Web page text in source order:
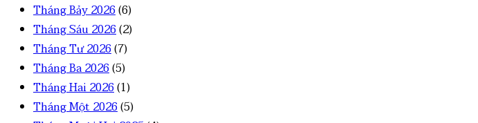
Tháng Bảy 2026(6)
Tháng Sáu 2026(2)
Tháng Tư 2026(7)
Tháng Ba 2026(5)
Tháng Hai 2026(1)
Tháng Một 2026(5)